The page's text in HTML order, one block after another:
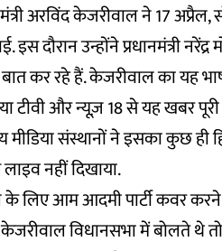
अरविंद केजरीवाल ने 17 अप्रैल,
इस दौरान उन्होंने प्रधानमंत्री
कर रहे हैं. केजरीवाल का यह
टीवी और न्यूज़ 18 से यह खबर
संस्थानों ने इसका कुछ ही
नहीं दिखाया.
लिए आम आदमी पार्टी कवर करने
विधानसभा में बोलते थे